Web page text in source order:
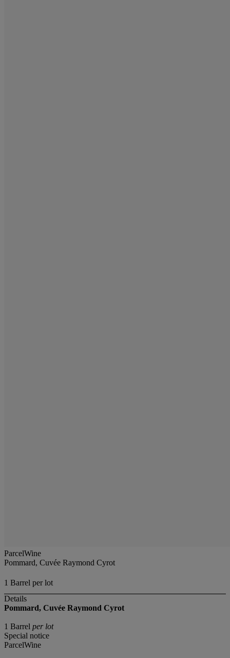
ParcelWine
Pommard, Cuvée Raymond Cyrot
1 Barrel per lot
Details
Pommard, Cuvée Raymond Cyrot
1 Barrel per lot
Special notice
ParcelWine